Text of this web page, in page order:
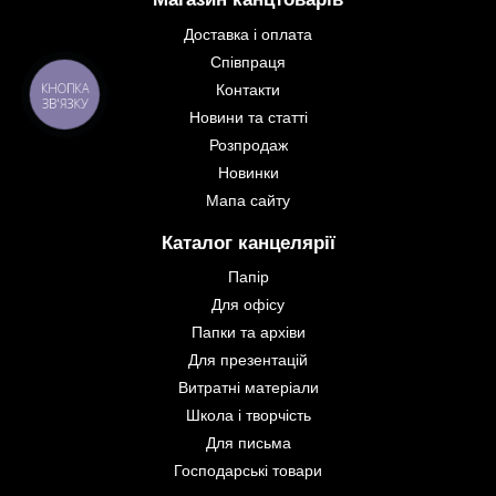
Доставка і оплата
Співпраця
Контакти
Новини та статті
Розпродаж
Новинки
Мапа сайту
Каталог канцелярії
Папір
Для офісу
Папки та архіви
Для презентацій
Витратні матеріали
Школа і творчість
Для письма
Господарські товари
КНОПКА
ЗВ'ЯЗКУ